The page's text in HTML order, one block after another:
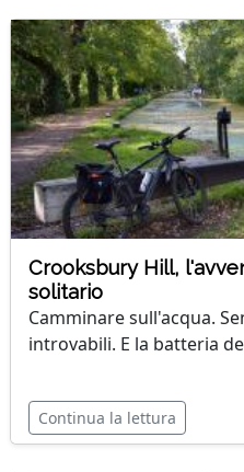
Crooksbury Hill,
solitario
Camminare sull'acqua.
introvabili. E la batteria
Continua la lettura